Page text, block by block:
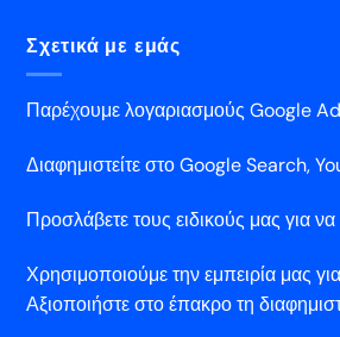
Σχετικά με εμάς
Παρέχουμε λογαριασμούς Google
Διαφημιστείτε στο Google Search,
Προσλάβετε τους ειδικούς μας για
Χρησιμοποιούμε την εμπειρία μας
Αξιοποιήστε στο έπακρο τη